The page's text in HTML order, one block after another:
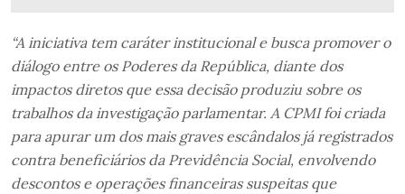
“A iniciativa tem caráter institucional e busca promover o
diálogo entre os Poderes da República, diante dos
impactos diretos que essa decisão produziu sobre os
trabalhos da investigação parlamentar. A CPMI foi criada
para apurar um dos mais graves escândalos já registrados
contra beneficiários da Previdência Social, envolvendo
descontos e operações financeiras suspeitas que